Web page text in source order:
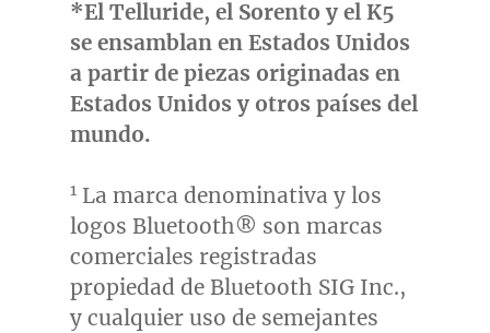
*El Telluride, el Sorento y el K5
se ensamblan en Estados Unidos
a partir de piezas originadas en
Estados Unidos y otros países del
mundo.
1La marca denominativa y los
logos Bluetooth® son marcas
comerciales registradas
propiedad de Bluetooth SIG Inc.,
y cualquier uso de semejantes